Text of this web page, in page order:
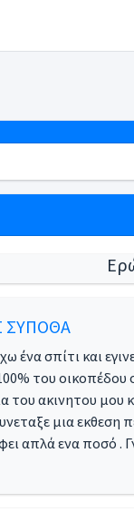
ΣΥΠΟΘΑ
ένα σπίτι και
του οικοπέδου
του ακινητου μου
μια εκθεση
απλά ενα ποσό .